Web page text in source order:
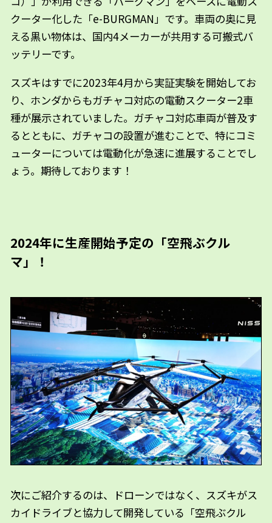
クーター化した「e-BURGMAN」です。車両の奥に見
える黒い物体は、国内4メーカーが共用する可搬式バ
ッテリーです。
スズキはすでに2023年4月から実証実験を開始してお
り、ホンダからもガチャコ対応の電動スクーター2車
種が展示されていました。ガチャコ対応車両が普及す
るとともに、ガチャコの設置が進むことで、特にコミ
ューターについては電動化が急速に進展することでし
ょう。期待しております！
2024年に生産開始予定の「空飛ぶクル
マ」！
次にご紹介するのは、ドローンではなく、スズキがス
カイドライブと協力して開発している「空飛ぶクル